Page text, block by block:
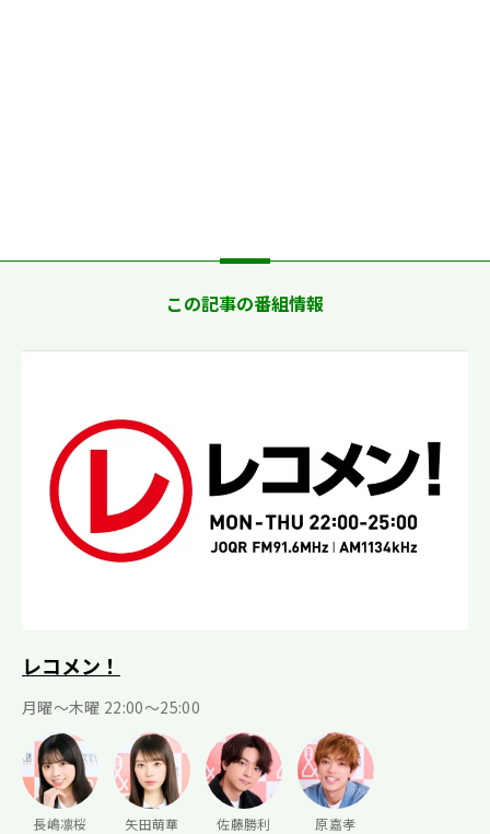
この記事の番組情報
レコメン！
月曜〜木曜 22:00〜25:00
長嶋凛桜
矢田萌華
佐藤勝利
原嘉孝